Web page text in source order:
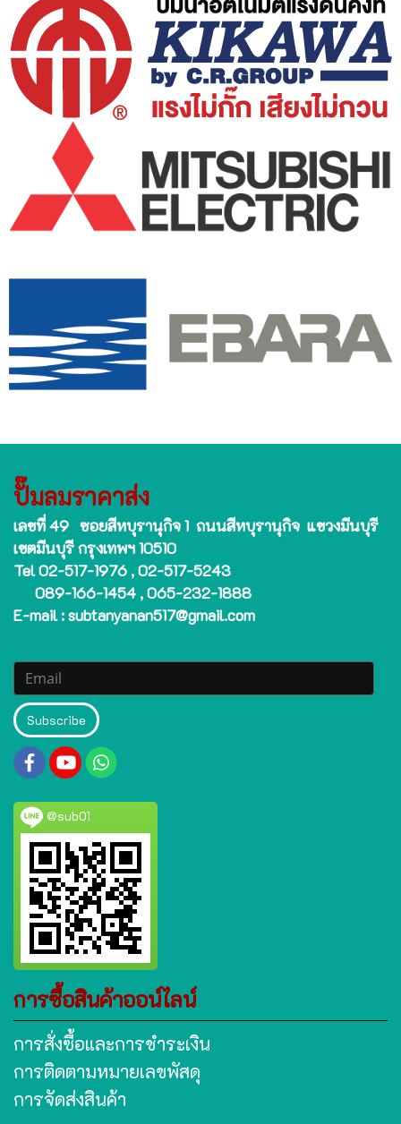
ปั๊มลมราคาส่ง
เลขที่ 49 ซอยสีหบุรานุกิจ 1 ถนนสีหบุรานุกิจ แขวงมีนบุรี
เขตมีนบุรี กรุงเทพฯ 10510
Tel 02-517-1976 , 02-517-5243
089-166-1454 , 065-232-1888
E-mail : subtanyanan517@gmail.com
Subscribe
@sub01
การซื้อสินค้าออน์ไลน์
การสั่งซื้อและการชำระเงิน
การติดตามหมายเลขพัสดุ
การจัดส่งสินค้า